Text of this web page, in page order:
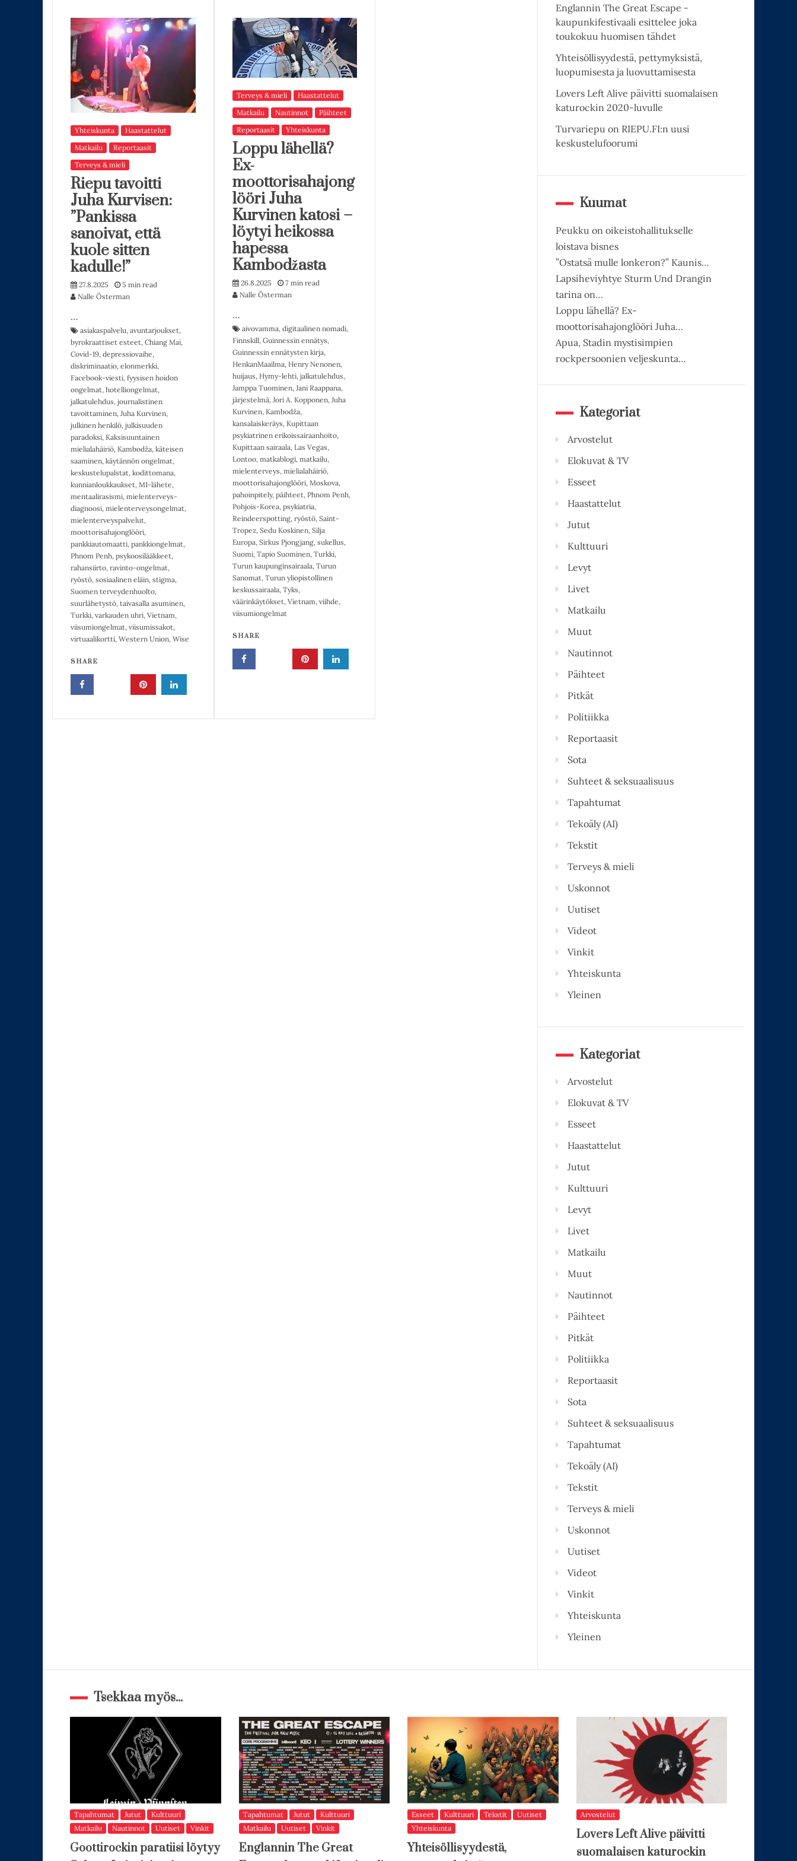
Yhteiskunta
Haastattelut
Matkailu
Reportaasit
Terveys & mieli
Riepu tavoitti
Juha Kurvisen:
”Pankissa
sanoivat, että
kuole sitten
kadulle!”
27.8.2025
5 min read
Nalle Österman
…
asiakaspalvelu, avuntarjoukset,
byrokraattiset esteet, Chiang Mai,
Covid-19, depressiovaihe,
diskriminaatio, elonmerkki,
Facebook-viesti, fyysisen hoidon
ongelmat, hotelliongelmat,
jalkatulehdus, journalistinen
tavoittaminen, Juha Kurvinen,
julkinen henkilö, julkisuuden
paradoksi, Kaksisuuntainen
mielialahäiriö, Kambodža, käteisen
saaminen, käytännön ongelmat,
keskustelupalstat, kodittomana,
kunnianloukkaukset, M1-lähete,
mentaalirasismi, mielenterveys-
diagnoosi, mielenterveysongelmat,
mielenterveyspalvelut,
moottorisahajonglööri,
pankkiautomaatti, pankkiongelmat,
Phnom Penh, psykoosilääkkeet,
rahansiirto, ravinto-ongelmat,
ryöstö, sosiaalinen eläin, stigma,
Suomen terveydenhuolto,
suurlähetystö, taivasalla asuminen,
Turkki, varkauden uhri, Vietnam,
viisumiongelmat, viisumissakot,
virtuaalikortti, Western Union, Wise
SHARE
Terveys & mieli
Haastattelut
Matkailu
Nautinnot
Päihteet
Reportaasit
Yhteiskunta
Loppu lähellä?
Ex-
moottorisahajong
lööri Juha
Kurvinen katosi –
löytyi heikossa
hapessa
Kambodžasta
26.8.2025
7 min read
Nalle Österman
…
aivovamma, digitaalinen nomadi,
Finnskill, Guinnessin ennätys,
Guinnessin ennätysten kirja,
HenkanMaailma, Henry Nenonen,
huijaus, Hymy-lehti, jalkatulehdus,
Jamppa Tuominen, Jani Raappana,
järjestelmä, Jori A. Kopponen, Juha
Kurvinen, Kambodža,
kansalaiskeräys, Kupittaan
psykiatrinen erikoissairaanhoito,
Kupittaan sairaala, Las Vegas,
Lontoo, matkablogi, matkailu,
mielenterveys, mielialahäiriö,
moottorisahajonglööri, Moskova,
pahoinpitely, päihteet, Phnom Penh,
Pohjois-Korea, psykiatria,
Reindeerspotting, ryöstö, Saint-
Tropez, Sedu Koskinen, Silja
Europa, Sirkus Pjongjang, sukellus,
Suomi, Tapio Suominen, Turkki,
Turun kaupunginsairaala, Turun
Sanomat, Turun yliopistollinen
keskussairaala, Tyks,
väärinkäytökset, Vietnam, viihde,
viisumiongelmat
SHARE
Englannin The Great Escape -
kaupunkifestivaali esittelee joka
toukokuu huomisen tähdet
Yhteisöllisyydestä, pettymyksistä,
luopumisesta ja luovuttamisesta
Lovers Left Alive päivitti suomalaisen
katurockin 2020-luvulle
Turvariepu on RIEPU.FI:n uusi
keskustelufoorumi
Kuumat
Peukku on oikeistohallitukselle
loistava bisnes
”Ostatsä mulle lonkeron?” Kaunis…
Lapsiheviyhtye Sturm Und Drangin
tarina on…
Loppu lähellä? Ex-
moottorisahajonglööri Juha…
Apua, Stadin mystisimpien
rockpersoonien veljeskunta…
Kategoriat
Arvostelut
Elokuvat & TV
Esseet
Haastattelut
Jutut
Kulttuuri
Levyt
Livet
Matkailu
Muut
Nautinnot
Päihteet
Pitkät
Politiikka
Reportaasit
Sota
Suhteet & seksuaalisuus
Tapahtumat
Tekoäly (AI)
Tekstit
Terveys & mieli
Uskonnot
Uutiset
Videot
Vinkit
Yhteiskunta
Yleinen
Kategoriat
Arvostelut
Elokuvat & TV
Esseet
Haastattelut
Jutut
Kulttuuri
Levyt
Livet
Matkailu
Muut
Nautinnot
Päihteet
Pitkät
Politiikka
Reportaasit
Sota
Suhteet & seksuaalisuus
Tapahtumat
Tekoäly (AI)
Tekstit
Terveys & mieli
Uskonnot
Uutiset
Videot
Vinkit
Yhteiskunta
Yleinen
Tsekkaa myös...
Tapahtumat Jutut
Kulttuuri
Matkailu
Nautinnot Uutiset Vinkit
Goottirockin paratiisi löytyy
Tapahtumat Jutut
Kulttuuri
Matkailu
Uutiset Vinkit
Englannin The Great
Esseet Kulttuuri Tekstit
Uutiset
Yhteiskunta
Yhteisöllisyydestä,
Arvostelut
Lovers Left Alive päivitti
suomalaisen katurockin